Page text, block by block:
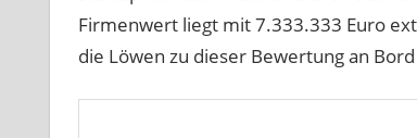
Firmenwert liegt mit 7.333.333 Euro
die Löwen zu dieser Bewertung an